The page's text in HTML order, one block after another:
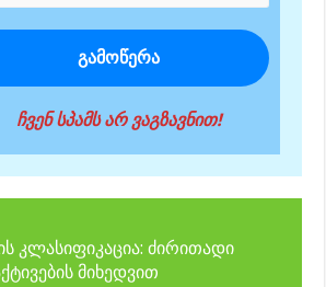
ჩვენ სპამს არ ვაგზავნით!
კლასიფიკაცია: ძირითადი
მიხედვით